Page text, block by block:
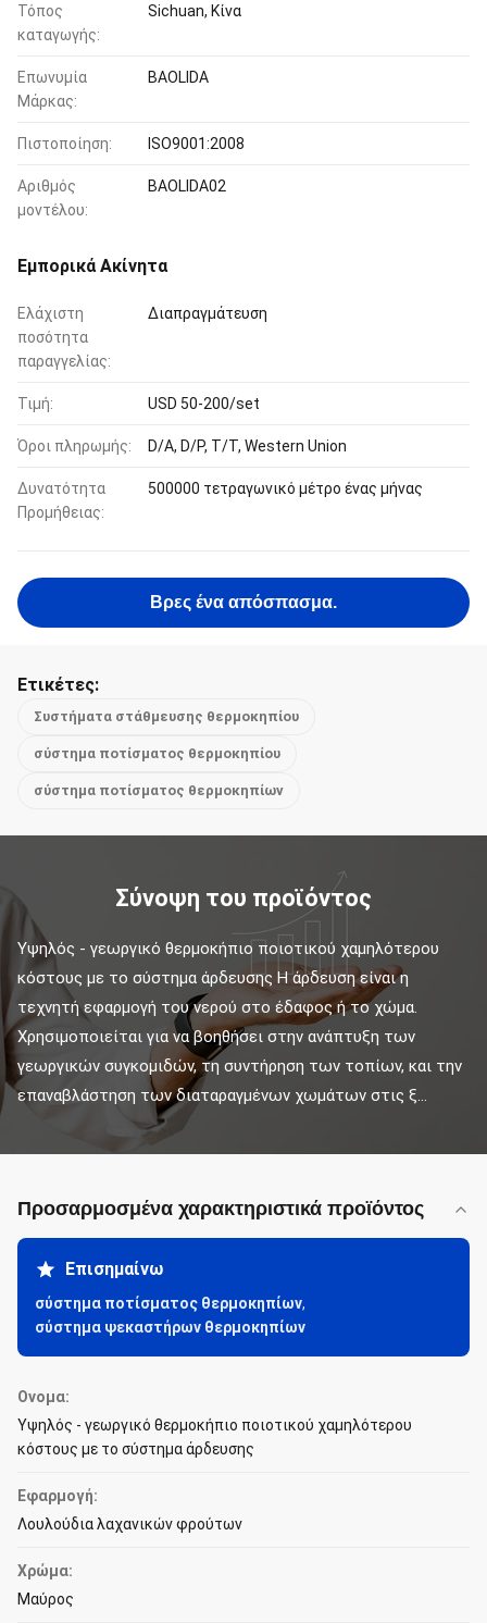
Τόπος
καταγωγής:
Sichuan, Κίνα
Επωνυμία
Μάρκας:
BAOLIDA
Πιστοποίηση: ISO9001:2008
Αριθμός
μοντέλου:
BAOLIDA02
Εμπορικά Ακίνητα
Ελάχιστη
ποσότητα
παραγγελίας:
Διαπραγμάτευση
Τιμή: USD 50-200/set
Όροι πληρωμής: D/A, D/P, T/T, Western Union
Δυνατότητα
Προμήθειας:
500000 τετραγωνικό μέτρο ένας μήνας
Βρες ένα απόσπασμα.
Ετικέτες:
Συστήματα στάθμευσης θερμοκηπίου
σύστημα ποτίσματος θερμοκηπίου
σύστημα ποτίσματος θερμοκηπίων
Σύνοψη του προϊόντος
Υψηλός - γεωργικό θερμοκήπιο ποιοτικού χαμηλότερου
κόστους με το σύστημα άρδευσης Η άρδευση είναι η
τεχνητή εφαρμογή του νερού στο έδαφος ή το χώμα.
Χρησιμοποιείται για να βοηθήσει στην ανάπτυξη των
γεωργικών συγκομιδών, τη συντήρηση των τοπίων, και την
επαναβλάστηση των διαταραγμένων χωμάτων στις ξ...
Προσαρμοσμένα χαρακτηριστικά προϊόντος
Επισημαίνω
σύστημα ποτίσματος θερμοκηπίων,
σύστημα ψεκαστήρων θερμοκηπίων
Ονομα:
Υψηλός - γεωργικό θερμοκήπιο ποιοτικού χαμηλότερου
κόστους με το σύστημα άρδευσης
Εφαρμογή:
Λουλούδια λαχανικών φρούτων
Χρώμα:
Μαύρος